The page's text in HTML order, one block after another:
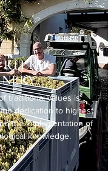
traditional values is
dedication to highest
the implementation of
knowledge.